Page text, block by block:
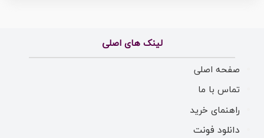
لینک های اصلی
صفحه اصلی
تماس با ما
راهنمای خرید
دانلود فونت